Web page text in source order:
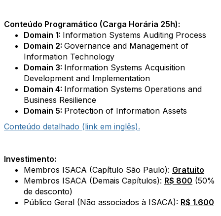
Conteúdo Programático (Carga Horária 25h):
Domain 1: Information Systems Auditing Process
Domain 2: Governance and Management of
Information Technology
Domain 3: Information Systems Acquisition
Development and Implementation
Domain 4: Information Systems Operations and
Business Resilience
Domain 5: Protection of Information Assets
Conteúdo detalhado (link em inglês).
Investimento:
Membros ISACA (Capítulo São Paulo): Gratuito
Membros ISACA (Demais Capítulos): R$ 800 (50%
de desconto)
Público Geral (Não associados à ISACA): R$ 1.600